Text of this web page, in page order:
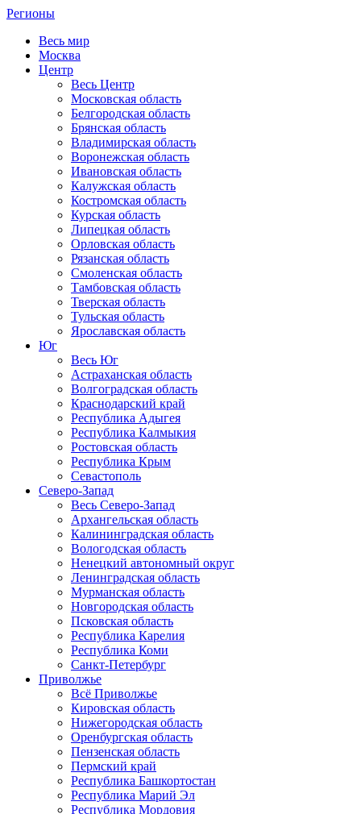
Регионы
Весь мир
Москва
Центр
Весь Центр
Московская область
Белгородская область
Брянская область
Владимирская область
Воронежская область
Ивановская область
Калужская область
Костромская область
Курская область
Липецкая область
Орловская область
Рязанская область
Смоленская область
Тамбовская область
Тверская область
Тульская область
Ярославская область
Юг
Весь Юг
Астраханская область
Волгоградская область
Краснодарский край
Республика Адыгея
Республика Калмыкия
Ростовская область
Республика Крым
Севастополь
Северо-Запад
Весь Северо-Запад
Архангельская область
Калининградская область
Вологодская область
Ненецкий автономный округ
Ленинградская область
Мурманская область
Новгородская область
Псковская область
Республика Карелия
Республика Коми
Санкт-Петербург
Приволжье
Всё Приволжье
Кировская область
Нижегородская область
Оренбургская область
Пензенская область
Пермский край
Республика Башкортостан
Республика Марий Эл
Республика Мордовия